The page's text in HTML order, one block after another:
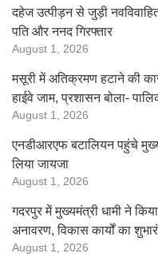
दहेज उत्पीड़न से जुड़ी
पति और ननद गिरफ्तार
August 1, 2026
मसूरी में अतिक्रमण हटाने की
हाईवे जाम, प्रशासन बोला-
August 1, 2026
एनडीआरएफ बटालियन पहुंचे
लिया जायजा
August 1, 2026
गदरपुर में मुख्यमंत्री धामी ने
अनावरण, विकास कार्यों का
August 1, 2026